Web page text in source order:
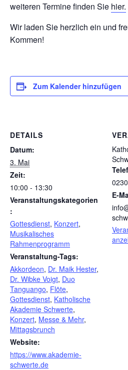
weiteren Termine finden Sie hier.
Wir laden Sie herzlich ein und
Kommen!
Zum Kalender hinzufügen
DETAILS
Datum:
3. Mai
Zeit:
10:00 - 13:30
Veranstaltungskategorien
:
Gottesdienst, Konzert,
Musikalisches
Rahmenprogramm
Veranstaltung-Tags:
Akkordeon, Dr. Maik Hester,
Dr. Wibke Voigt, Duo
Tanguango, Flöte,
Gottesdienst, Katholische
Akademie Schwerte,
Konzert, Messe & Mehr,
Mittagsbrunch
Website:
https://www.akademie-
schwerte.de
E-